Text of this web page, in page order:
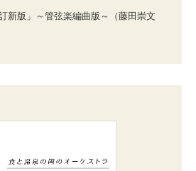
新版」～管弦楽編曲版～（藤田崇文